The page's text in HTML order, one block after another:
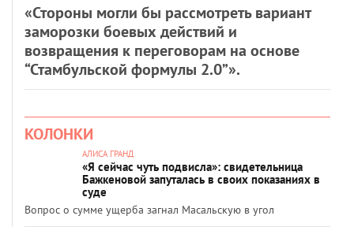
«Стороны могли бы рассмотреть вариант
заморозки боевых действий и
возвращения к переговорам на основе
“Стамбульской формулы 2.0”».
КОЛОНКИ
АЛИСА ГРАНД
«Я сейчас чуть подвисла»: свидетельница
Бажкеновой запуталась в своих показаниях в
суде
Вопрос о сумме ущерба загнал Масальскую в угол